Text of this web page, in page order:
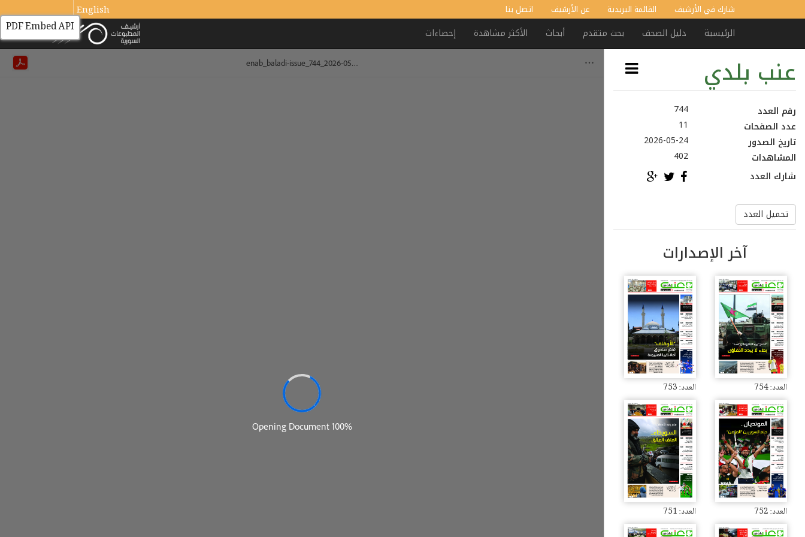
شارك في الأرشيف القائمة البريدية عن الأرشيف اتصل بنا English
الرئيسية دليل الصحف بحث متقدم أبحاث الأكثر مشاهدة إحصاءات
عنب بلدي
رقم العدد
744
عدد الصفحات
11
تاريخ الصدور
2026-05-24
المشاهدات
402
شارك العدد
تحميل العدد
آخر الإصدارات
العدد: 754 العدد: 753
العدد: 752 العدد: 751
PDF Embed API